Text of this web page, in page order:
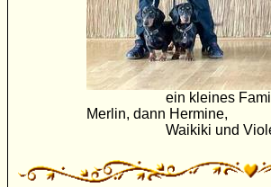
ein kleines
Merlin, dann Hermine,
Waikiki und